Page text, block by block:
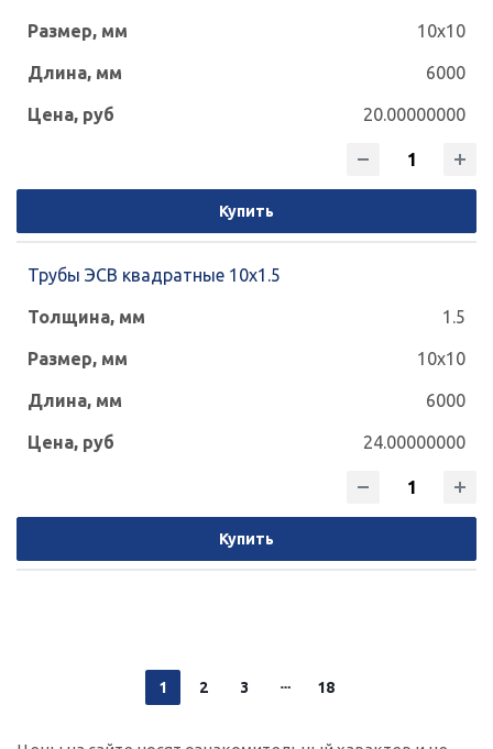
10x10
6000
20.00000000
Купить
Трубы ЭСВ квадратные 10х1.5
1.5
10x10
6000
24.00000000
Купить
1 2 3 18